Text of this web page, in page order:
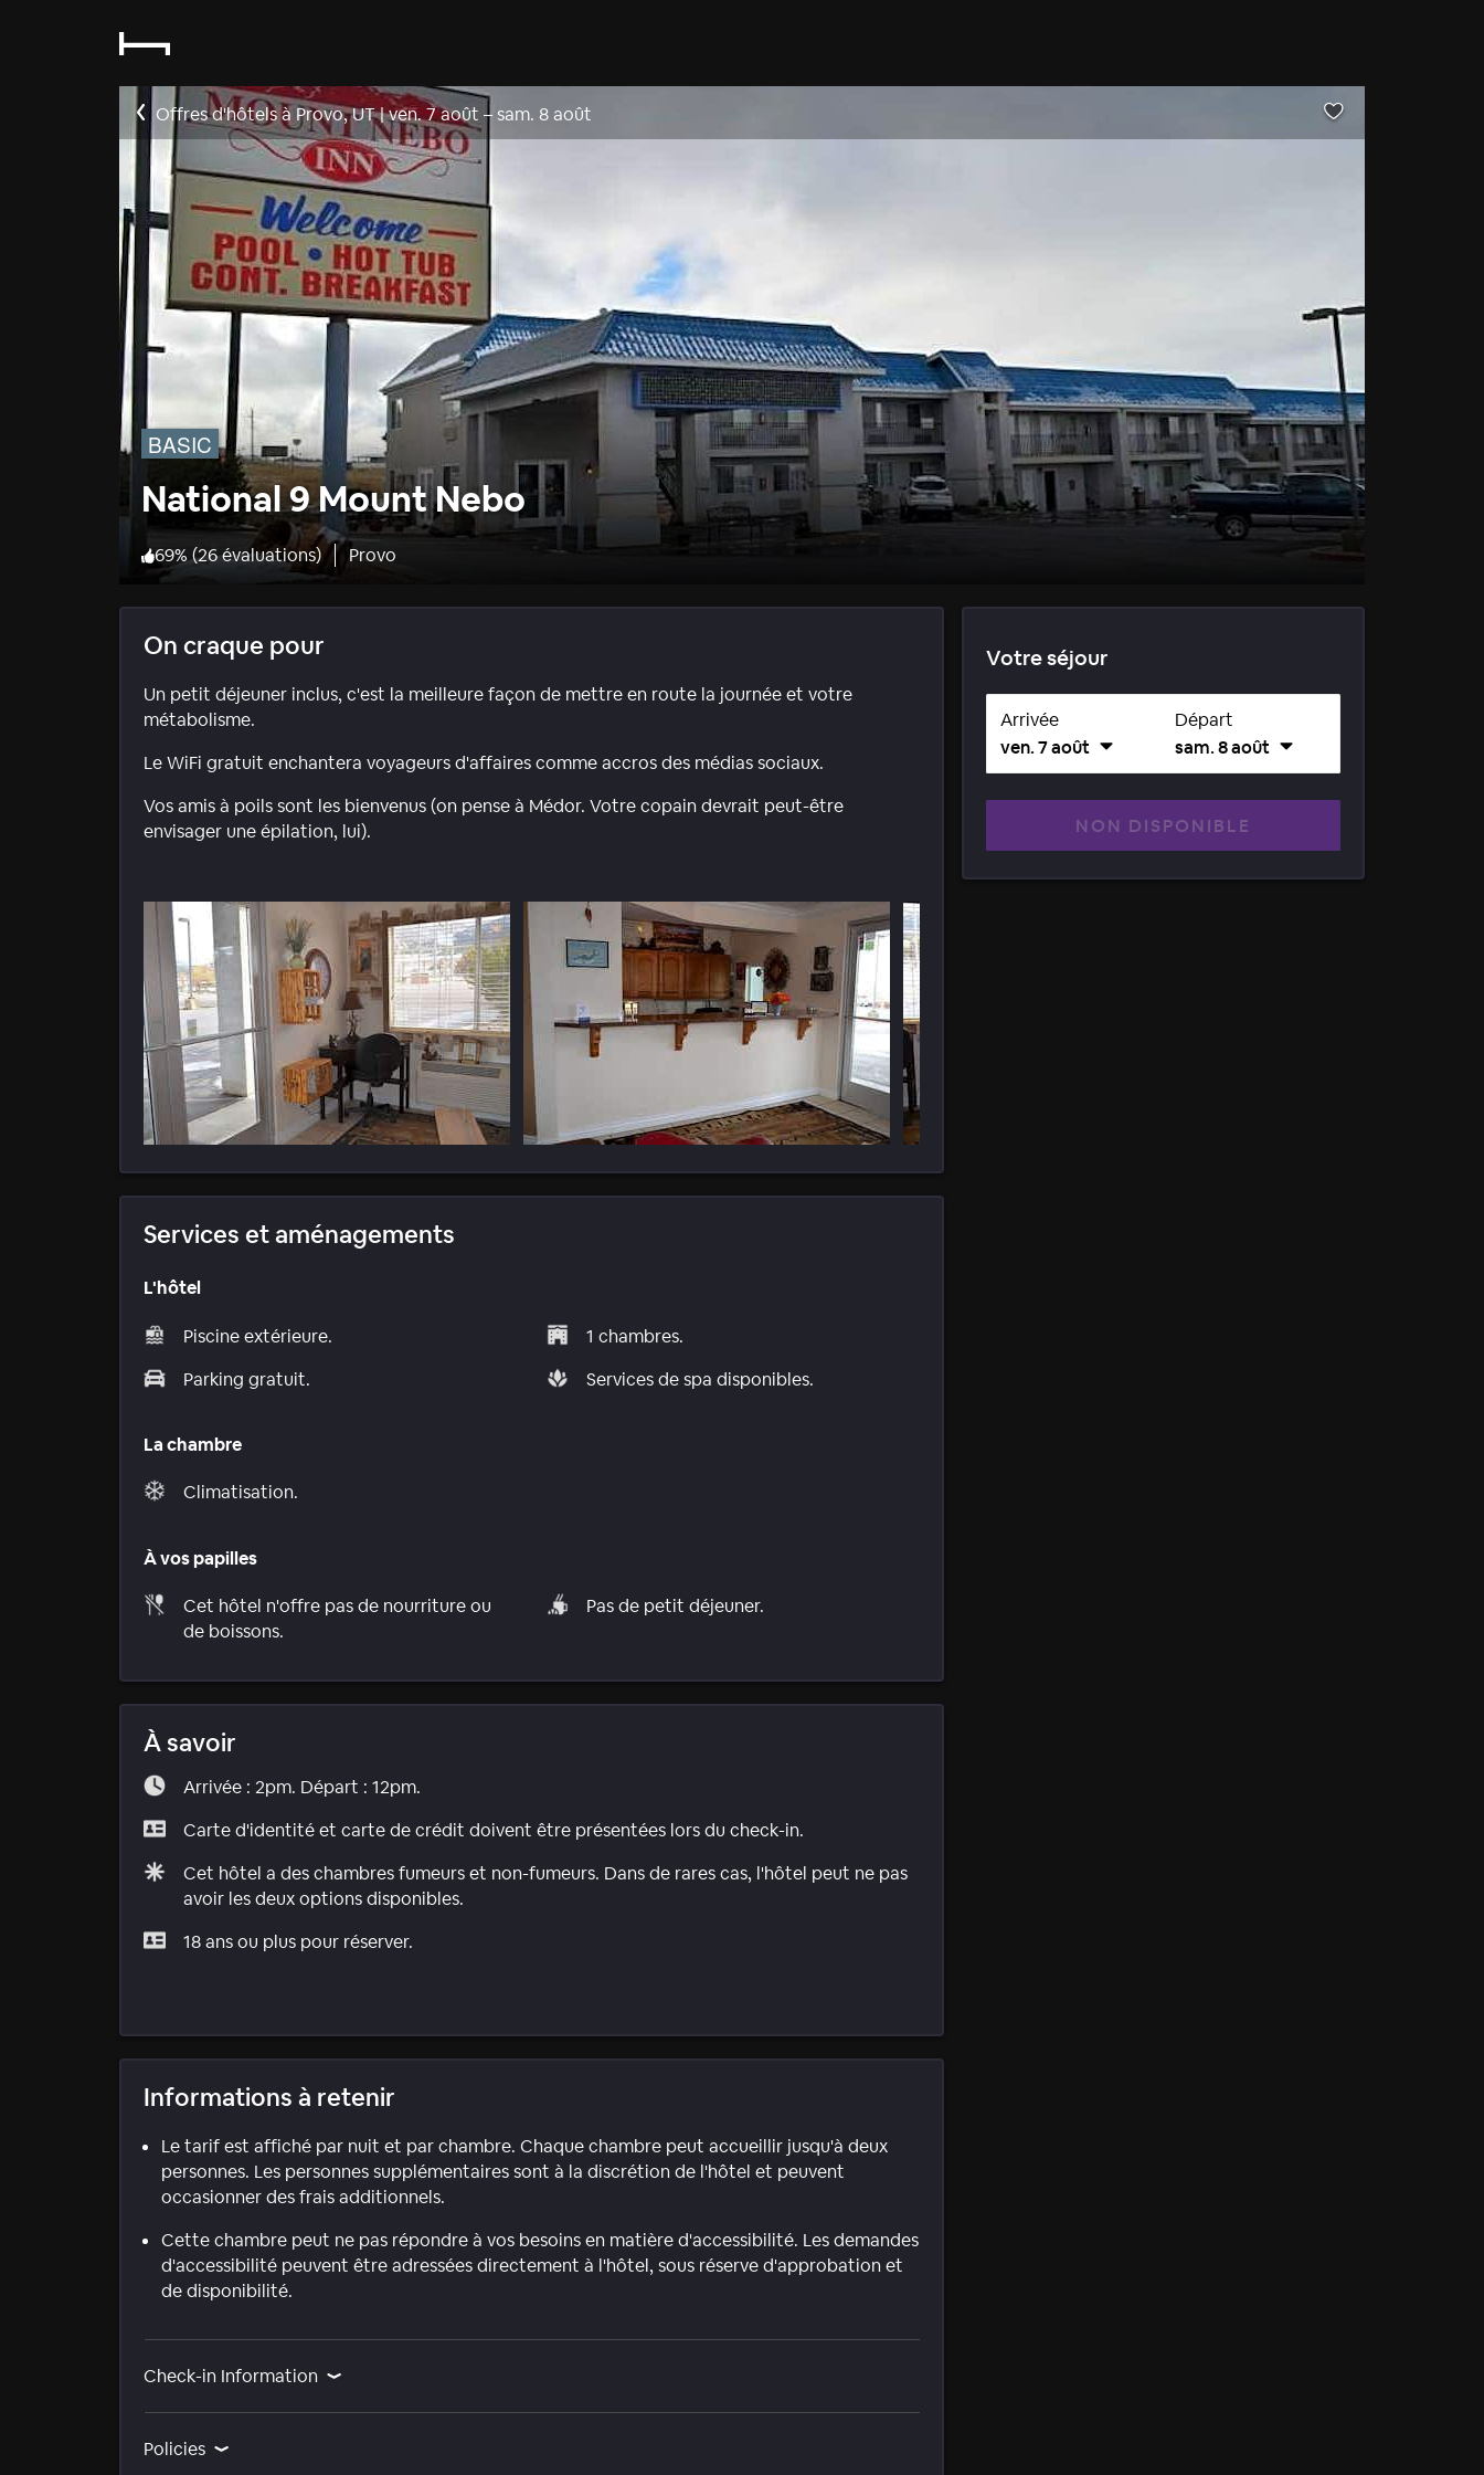
Offres d'hôtels à Provo, UT|ven. 7 août – sam. 8 août
BASIC
National 9 Mount Nebo
69% (26 évaluations) Provo
On craque pour
Un petit déjeuner inclus, c'est la meilleure façon de mettre en route la journée et votre
métabolisme.
Le WiFi gratuit enchantera voyageurs d'affaires comme accros des médias sociaux.
Vos amis à poils sont les bienvenus (on pense à Médor. Votre copain devrait peut-être
envisager une épilation, lui).
Services et aménagements
L'hôtel
Piscine extérieure.
Parking gratuit.
1 chambres.
Services de spa disponibles.
La chambre
Climatisation.
À vos papilles
Cet hôtel n'offre pas de nourriture ou
de boissons.
Pas de petit déjeuner.
À savoir
Arrivée : 2pm. Départ : 12pm.
Carte d'identité et carte de crédit doivent être présentées lors du check-in.
Cet hôtel a des chambres fumeurs et non-fumeurs. Dans de rares cas, l'hôtel peut ne pas
avoir les deux options disponibles.
18 ans ou plus pour réserver.
Informations à retenir
Le tarif est affiché par nuit et par chambre. Chaque chambre peut accueillir jusqu'à deux
personnes. Les personnes supplémentaires sont à la discrétion de l'hôtel et peuvent
occasionner des frais additionnels.
Cette chambre peut ne pas répondre à vos besoins en matière d'accessibilité. Les demandes
d'accessibilité peuvent être adressées directement à l'hôtel, sous réserve d'approbation et
de disponibilité.
Check-in Information
Policies
Votre séjour
Arrivée
ven. 7 août
Départ
sam. 8 août
NON DISPONIBLE